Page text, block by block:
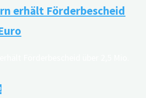
erhält Förderbescheid